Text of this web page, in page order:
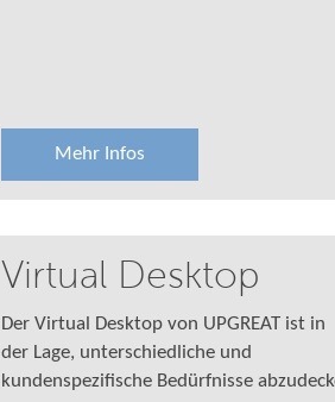
Mehr Infos
Virtual Desktop
Der Virtual Desktop von UPGREAT ist in
der Lage, unterschiedliche und
kundenspezifische Bedürfnisse